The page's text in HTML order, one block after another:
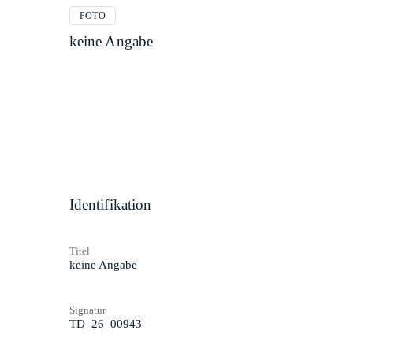
FOTO
keine Angabe
Identifikation
Titel
keine Angabe
Signatur
TD_26_00943